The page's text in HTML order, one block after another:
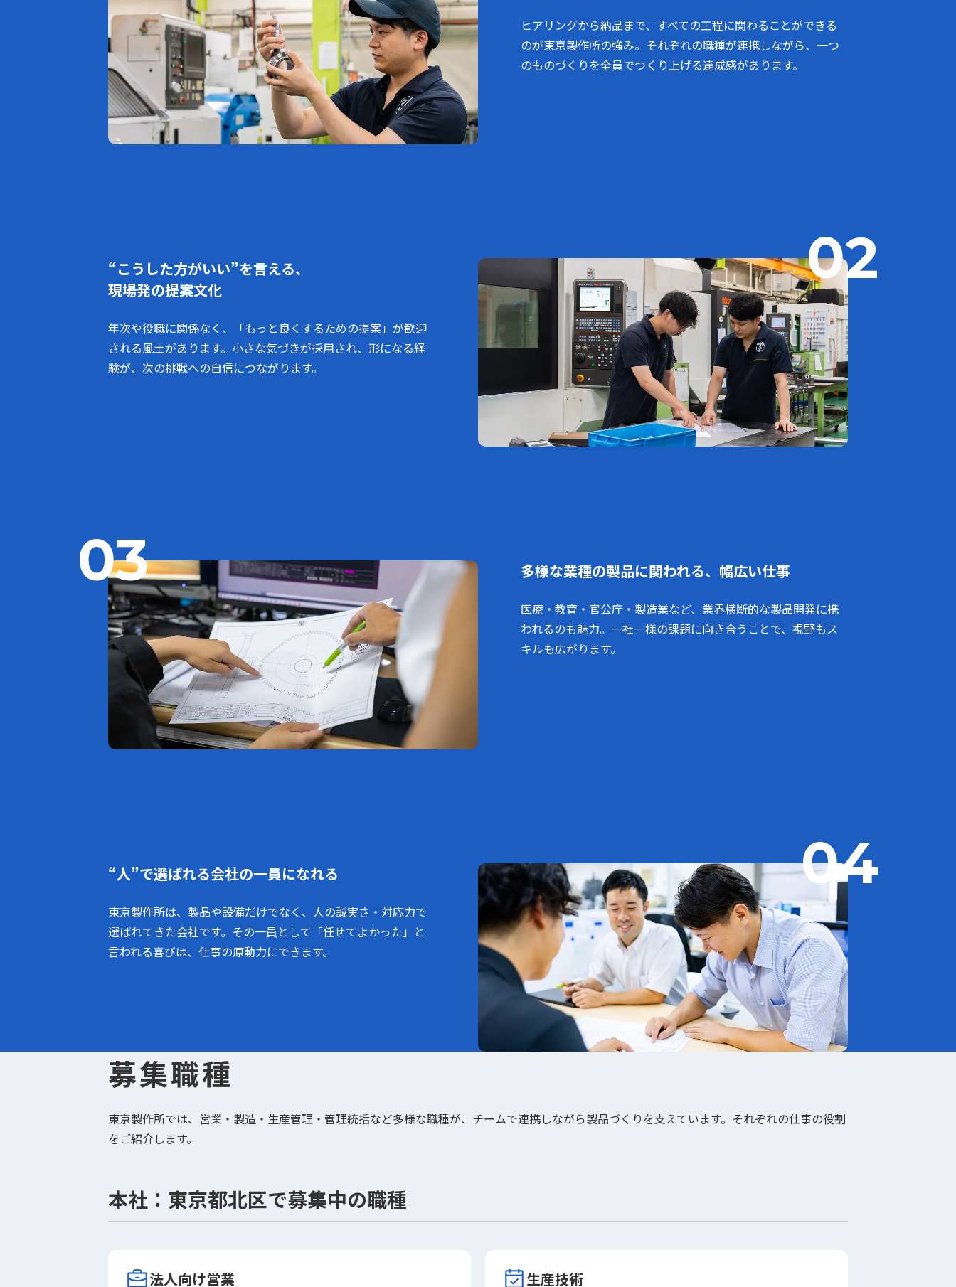
ヒアリングから納品まで、すべての工程に関わることができる
のが東京製作所の強み。それぞれの職種が連携しながら、一つ
のものづくりを全員でつくり上げる達成感があります。
“こうした方がいい”を言える、
現場発の提案文化
年次や役職に関係なく、「もっと良くするための提案」が歓迎
される風土があります。小さな気づきが採用され、形になる経
験が、次の挑戦への自信につながります。
多様な業種の製品に関われる、 幅広い仕事
医療・教育・官公庁・製造業など、業界横断的な製品開発に携
われるのも魅力。一社一様の課題に向き合うことで、視野もス
キルも広がります。
“人”で選ばれる会社の一員になれる
東京製作所は、製品や設備だけでなく、人の誠実さ・対応力で
選ばれてきた会社です。その一員として「任せてよかった」と
言われる喜びは、仕事の原動力にできます。
募集職種
東京製作所では、営業・製造・生産管理・管理統括など多様な職種が、チームで連携しながら製品づくりを支えています。それぞれの仕事の役割
をご紹介します。
本社：東京都北区で募集中の職種
法人向け営業 生産技術